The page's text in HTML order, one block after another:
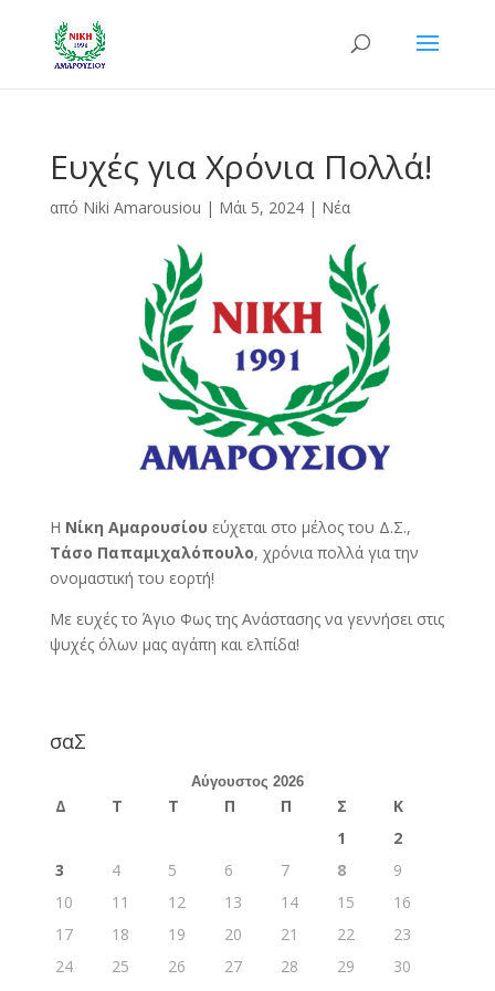
Ευχές για Χρόνια Πολλά!
από Niki Amarousiou | Μάι 5, 2024| Νέα
Η Νίκη Αμαρουσίου εύχεται στο μέλος του Δ.Σ.,
Τάσο Παπαμιχαλόπουλο, χρόνια πολλά για την
ονομαστική του εορτή!
Με ευχές το Άγιο Φως της Ανάστασης να γεννήσει στις
ψυχές όλων μας αγάπη και ελπίδα!
σαΣ
Αύγουστος 2026
Δ Τ Τ Π Π Σ
Κ
1
2
3
4 5 6 7 8
9
10
11 12 13 14 15
16
17
18 19 20 21 22
23
24
25 26 27 28 29
30